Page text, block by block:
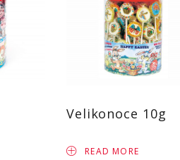
Velikonoce 10g
READ MORE